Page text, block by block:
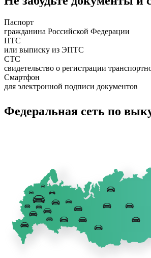
Паспорт
гражданина Российской Федерации
ПТС
или выписку из ЭПТС
СТС
свидетельство о регистрации
Смартфон
для электронной подписи документов
Федеральная сеть по